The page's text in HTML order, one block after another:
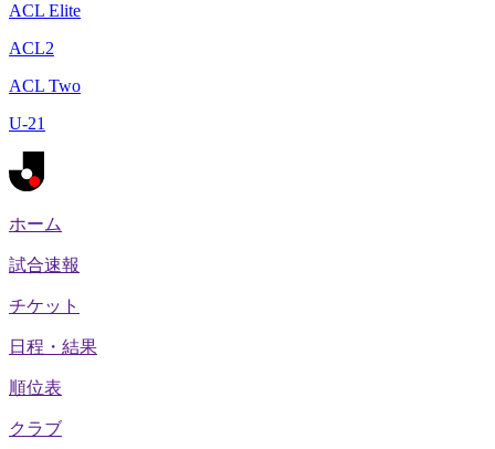
ACL Elite
ACL2
ACL Two
U-21
ホーム
試合速報
チケット
日程・結果
順位表
クラブ